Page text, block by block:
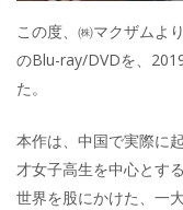
この度、㈱マクザムよ
のBlu-ray/DVDを、
た。
本作は、中国で実際に
才女子高生を中心とす
世界を股にかけた、一